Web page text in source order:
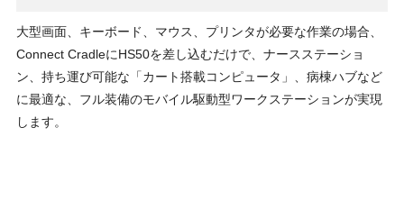
大型画面、キーボード、マウス、プリンタが必要な作業の場合、
Connect CradleにHS50を差し込むだけで、ナースステーショ
ン、持ち運び可能な「カート搭載コンピュータ」、病棟ハブなど
に最適な、フル装備のモバイル駆動型ワークステーションが実現
します。